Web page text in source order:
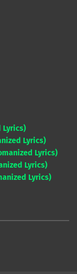
Lyrics)
Lyrics)
Lyrics)
Lyrics)
Lyrics)